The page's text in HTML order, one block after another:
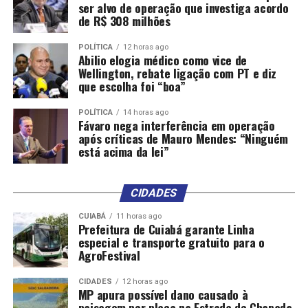
o prefeito eleito por considerar “robustos” indícios de
envolvimento de Braguinha com o Comando Vermelho
visando ameaçar seu adversário político e usando
servidores comissionados de seu gabinete na prefeitura
para a prática de diversos crimes.
“A organização criminosa Comando Vermelho passou a
agir de forma coordenada com agentes públicos para
intimidar e ameaçar eleitores, obstar atos legítimos de
campanha de candidato específico, valendo-se de sua
próprias das organizações criminosas”, destacou o
Na avaliação do TRE, os políticos que participaram “de
maneira reiterada e planejada” dos atos criminosos se
tornaram coautores da facção e dos crimes eleitorais
praticados, assim como da lavagem de dinheiro usada
para corrupção eleitoral – compra de votos – e para
ser alvo de operação que investiga acordo
de R$ 308 milhões
POLÍTICA 12 horas ago
Abilio elogia médico como vice de
Wellington, rebate ligação com PT e diz
que escolha foi “boa”
POLÍTICA 14 horas ago
Fávaro nega interferência em operação
após críticas de Mauro Mendes: “Ninguém
está acima da lei”
CIDADES
CUIABÁ 11 horas ago
Prefeitura de Cuiabá garante Linha
especial e transporte gratuito para o
AgroFestival
CIDADES 12 horas ago
MP apura possível dano causado à